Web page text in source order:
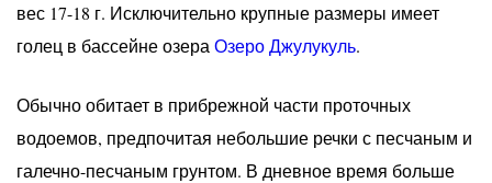
вес 17-18 г. Исключительно крупные размеры имеет
голец в бассейне озера Озеро Джулукуль.
Обычно обитает в прибрежной части проточных
водоемов, предпочитая небольшие речки с песчаным и
галечно-песчаным грунтом. В дневное время больше